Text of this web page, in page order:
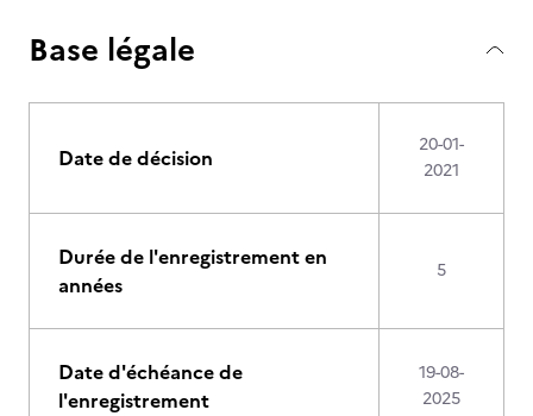
Base légale
Date de décision
20-01-
2021
Durée de l'enregistrement en
années
5
Date d'échéance de
l'enregistrement
19-08-
2025